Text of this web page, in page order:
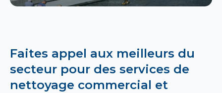
Faites appel aux meilleurs du
secteur pour des services de
nettoyage commercial et